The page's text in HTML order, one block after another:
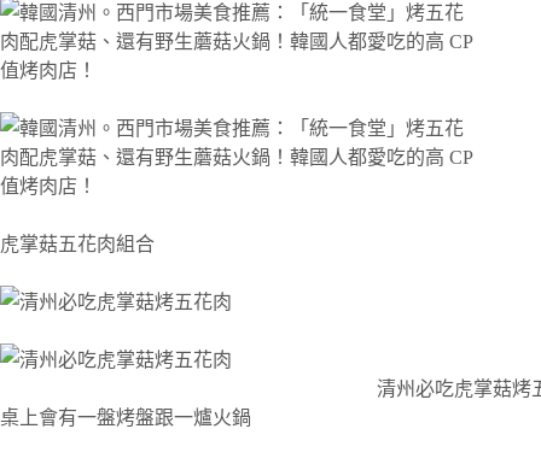
虎掌菇五花肉組合
清州必吃虎掌菇烤
桌上會有一盤烤盤跟一爐火鍋